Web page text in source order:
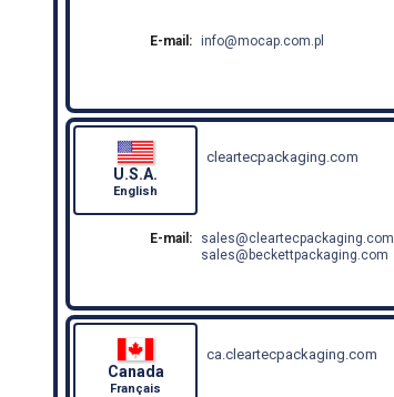
E-mail: info mocap.com.pl
U.S.A.
English
cleartecpackaging.com
E-mail: sales
cleartecpackaging.com
sales
beckettpackaging.com
Canada
Français
ca.cleartecpackaging.com